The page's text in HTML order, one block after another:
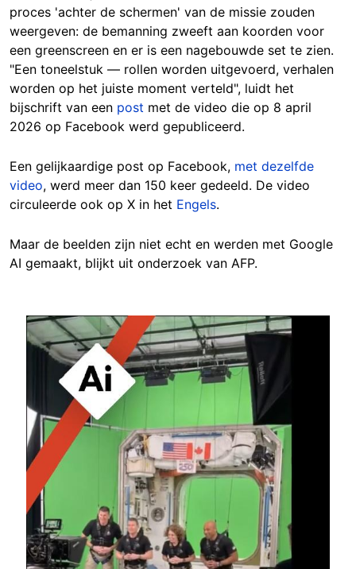
proces 'achter de schermen' van de missie zouden
weergeven: de bemanning zweeft aan koorden voor
een greenscreen en er is een nagebouwde set te zien.
"Een toneelstuk — rollen worden uitgevoerd, verhalen
worden op het juiste moment verteld", luidt het
bijschrift van een post met de video die op 8 april
2026 op Facebook werd gepubliceerd.
Een gelijkaardige post op Facebook, met dezelfde
video, werd meer dan 150 keer gedeeld. De video
circuleerde ook op X in het Engels.
Maar de beelden zijn niet echt en werden met Google
AI gemaakt, blijkt uit onderzoek van AFP.
Image